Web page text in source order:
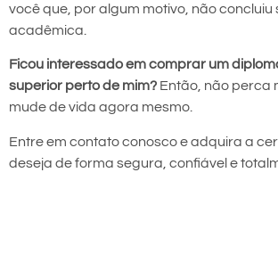
você que, por algum motivo, não concluiu
acadêmica.
Ficou interessado em comprar um
superior perto de mim? Então, não perca
mude de vida agora mesmo.
Entre em contato conosco e adquira a
deseja de forma segura, confiável e